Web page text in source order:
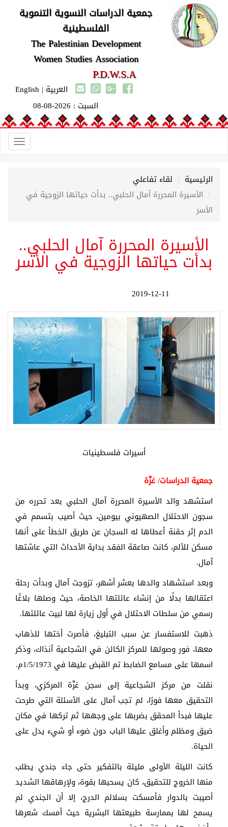
جمعية الدراسات النسوية التنموية
الفلسطينية
The Palestinian Development
Women Studies Association
P.D.W.S.A
العربية |
English
السبت : 2026-08-08
الرئيسية
لقاء تفاعلي
الأسيرة المحررة آمال الحلبي.. بدأت حياتها الزوجية في
الأسر
الأسيرة المحررة آمال الحلبي..
بدأت حياتها الزوجية في الأسر
2019-12-11
أسيرات فلسطينيات
جمعية الدراسات/ غزّة
استشهد والد الأسيرة المحررة آمال الحلبي بعد تحرره من
سجون الاحتلال الصهيوني بيومين، حيث أصيب بتسمم في
الدم إثر حقنة أعطاها له السجان عن طريق الخطأ على أنها
مسكن للألم، كانت صاعقة الفقد بداية الأحداث التي عاشتها
آمال.
وبعد استشهاد والدها بعشر أشهر، تزوجت آمال وبدأت رحلة
اعتقالها بدلًا من إنشاء عائلتها الخاصة، حيث وصلها بلاغًا
رسمي من سلطات الاحتلال في أول زيارة لها لبيت عائلتها.
ذهبت للاستفسار عن سبب التبليغ، فأصرت أختها للذهاب
معها، فور وصولها للمركز الكائن في الشجاعية آنذاك، وذكر
اسمها على مسامع الضابط تم القبض عليها في 1/5/1973م.
نقلت من مركز الشجاعية إلى سجن غزّة المركزي، وبدأ
التحقيق معها فورًا، لم تجب آمال على الأسئلة التي طرحت
عليها فبدأ المحقق بضربها على وجهها ثم تركها في مكان
ضيق ومظلم وأغلق عليها الباب دون ضوء أو شيء يدل على
الحياة.
كانت الليلة الأولى مليئة بالتفكير حتى جاء جندي يطلب
منها الخروج للتحقيق، كان يسحبها بقوة، ولإرهاقها الشديد
أصيبت بالدوار فأمسكت بسلالم الدرج، إلا أن الجندي لم
يسمح لها بممارسة طبيعتها البشرية حيث أمسك شعرها